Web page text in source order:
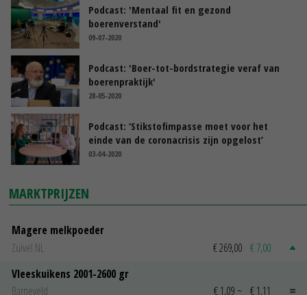
Podcast: 'Mentaal fit en gezond
boerenverstand'
09-07-2020
Podcast: 'Boer-tot-bordstrategie veraf van
boerenpraktijk'
28-05-2020
Podcast: ‘Stikstofimpasse moet voor het
einde van de coronacrisis zijn opgelost’
03-04-2020
MARKTPRIJZEN
Magere melkpoeder
Zuivel NL
€ 269,00 € 7,00
Vleeskuikens 2001-2600 gr
Barneveld
€ 1,09 ~ € 1,11